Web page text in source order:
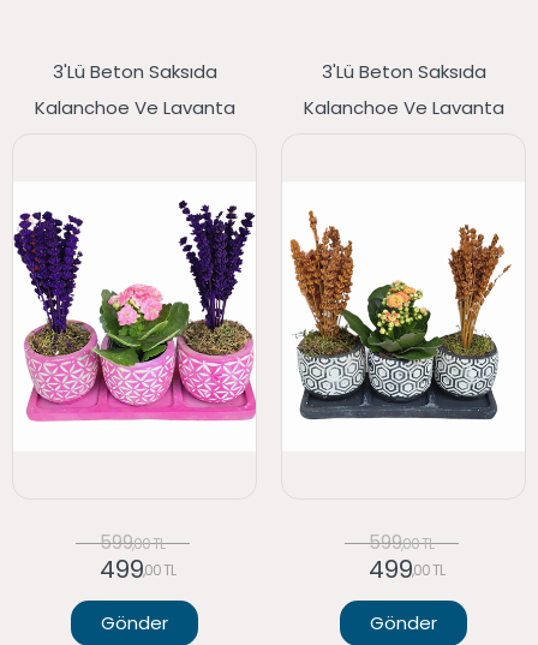
3'lü Beton Saksıda
Kalanchoe Ve Lavanta
599,00 TL
499,00 TL
Gönder
3'lü Beton Saksıda
Kalanchoe Ve Lavanta
599,00 TL
499,00 TL
Gönder